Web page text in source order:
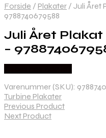
Forside / Plakater / Juli Året
9788740679588
Juli Året Plakat
–
Varenummer (SKU):
Turbine Plakater
Previous Product
Next Product